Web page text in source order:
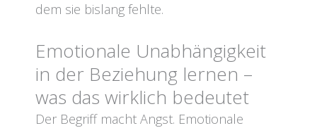
dem sie bislang fehlte.
Emotionale Unabhängigkeit
in der Beziehung lernen –
was das wirklich bedeutet
Der Begriff macht Angst. Emotionale